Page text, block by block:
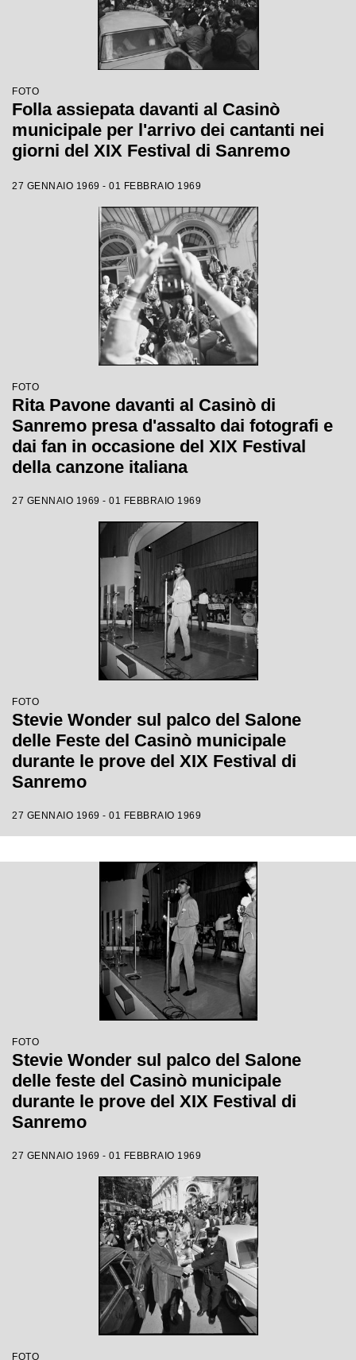
FOTO
Folla assiepata davanti al Casinò
municipale per l'arrivo dei cantanti nei
giorni del XIX Festival di Sanremo
27 GENNAIO 1969 - 01 FEBBRAIO 1969
FOTO
Rita Pavone davanti al Casinò di
Sanremo presa d'assalto dai fotografi e
dai fan in occasione del XIX Festival
della canzone italiana
27 GENNAIO 1969 - 01 FEBBRAIO 1969
FOTO
Stevie Wonder sul palco del Salone
delle Feste del Casinò municipale
durante le prove del XIX Festival di
Sanremo
27 GENNAIO 1969 - 01 FEBBRAIO 1969
FOTO
Stevie Wonder sul palco del Salone
delle feste del Casinò municipale
durante le prove del XIX Festival di
Sanremo
27 GENNAIO 1969 - 01 FEBBRAIO 1969
FOTO